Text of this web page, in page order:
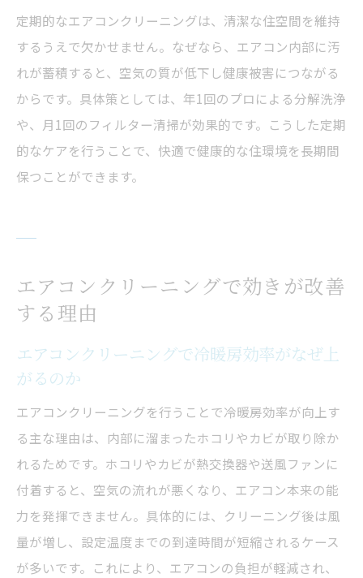
定期的なエアコンクリーニングは、清潔な住空間を維持
するうえで欠かせません。なぜなら、エアコン内部に汚
れが蓄積すると、空気の質が低下し健康被害につながる
からです。具体策としては、年1回のプロによる分解洗浄
や、月1回のフィルター清掃が効果的です。こうした定期
的なケアを行うことで、快適で健康的な住環境を長期間
保つことができます。
エアコンクリーニングで効きが改善
する理由
エアコンクリーニングで冷暖房効率がなぜ上
がるのか
エアコンクリーニングを行うことで冷暖房効率が向上す
る主な理由は、内部に溜まったホコリやカビが取り除か
れるためです。ホコリやカビが熱交換器や送風ファンに
付着すると、空気の流れが悪くなり、エアコン本来の能
力を発揮できません。具体的には、クリーニング後は風
量が増し、設定温度までの到達時間が短縮されるケース
が多いです。これにより、エアコンの負担が軽減され、